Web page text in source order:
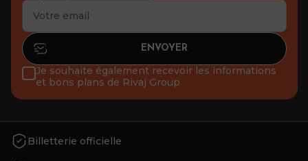
Je souhaite également recevoir les informations
et bons plans de Rivaj Group
Billetterie officielle